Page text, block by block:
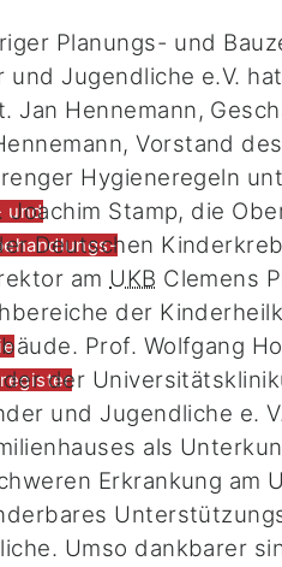
und
Planungs- und
Jugendliche e.V.
Jan Hennemann,
Vorstand
Hygieneregeln
Joachim Stamp, die
Deutschen
am UKB Clemens
der
Prof. Wolfgang
der
und Jugendliche e.
als
Erkrankung am
Umso dankbarer